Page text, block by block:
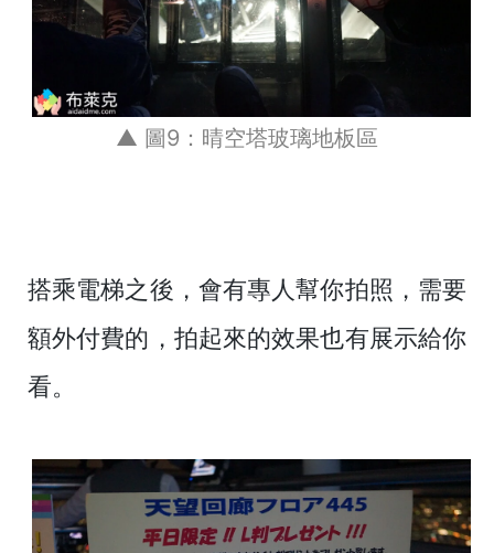
▲ 圖9：晴空塔玻璃地板區
搭乘電梯之後，會有專人幫你拍照，需要
額外付費的，拍起來的效果也有展示給你
看。